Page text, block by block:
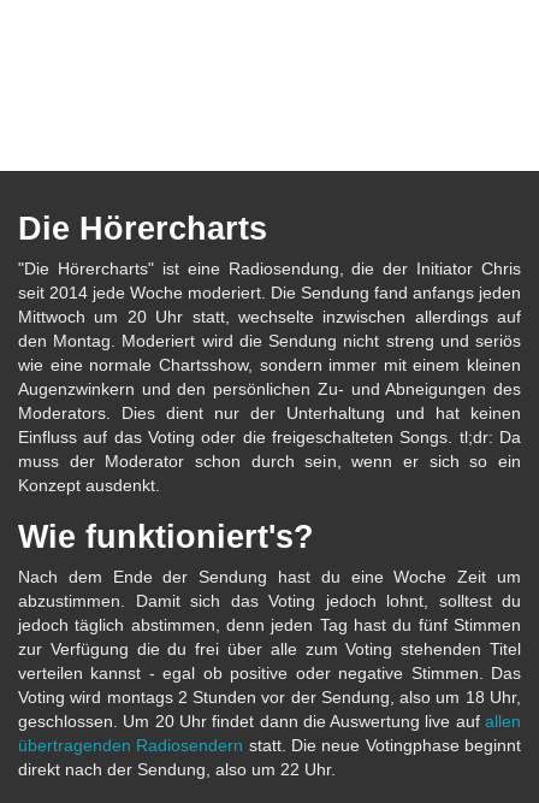
Die Hörercharts
"Die Hörercharts" ist eine Radiosendung, die der Initiator Chris
seit 2014 jede Woche moderiert. Die Sendung fand anfangs jeden
Mittwoch um 20 Uhr statt, wechselte inzwischen allerdings auf
den Montag. Moderiert wird die Sendung nicht streng und seriös
wie eine normale Chartsshow, sondern immer mit einem kleinen
Augenzwinkern und den persönlichen Zu- und Abneigungen des
Moderators. Dies dient nur der Unterhaltung und hat keinen
Einfluss auf das Voting oder die freigeschalteten Songs. tl;dr: Da
muss der Moderator schon durch sein, wenn er sich so ein
Konzept ausdenkt.
Wie funktioniert's?
Nach dem Ende der Sendung hast du eine Woche Zeit um
abzustimmen. Damit sich das Voting jedoch lohnt, solltest du
jedoch täglich abstimmen, denn jeden Tag hast du fünf Stimmen
zur Verfügung die du frei über alle zum Voting stehenden Titel
verteilen kannst - egal ob positive oder negative Stimmen. Das
Voting wird montags 2 Stunden vor der Sendung, also um 18 Uhr,
geschlossen. Um 20 Uhr findet dann die Auswertung live auf allen
übertragenden Radiosendern statt. Die neue Votingphase beginnt
direkt nach der Sendung, also um 22 Uhr.